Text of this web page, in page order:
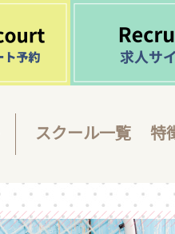
スクール一覧 特